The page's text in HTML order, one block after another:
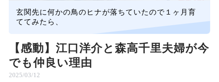
玄関先に何かの鳥のヒナが落ちていたので１ヶ月育
ててみたら、
【感動】江口洋介と森高千里夫婦が今
でも仲良い理由
2025/03/12